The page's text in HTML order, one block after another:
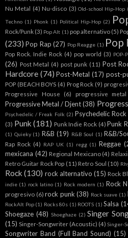
Nu Metal (4) Nu-disco (3) Old-school Hip-Hop
Techno (1) Phonk (1) Political Hip-Hop (2)
Rock/Punk (3) Pop Alt (1) pop alternativo (5)
(233) Pop Rap (27) Pop Reagge (1) Pop
Pop Rock. Indie Rock (4) pop world (3) POP-
(26) Post Metal (4) post punk (11) Post
Hardcore (74) Post-Metal (17) post-
POP (BEACH BOYS (4) Prog Rock (9)
Progressive House (6) progressive metal
Progressive Metal / Djent (38)
Psychedelic / Freak Folk (2) Psychedelic Rock
(3) Punk (181) Punk Indie Rock (4) Punk
(1) Quieky (1) R&B (19) R&B Soul (1) R&B/
Rap Rock (4) RAP UK (1) regg (1) Reggae
mexicana (42) Regional Mexicano (4)
Retro Guitar Rock Pop (11) Retro Soul (10)
Rock (130) rock alternativo (15) Rock
indie (1) rock latino (1) Rock modern (1) Rock
progresivo (6) rock punk (38) Rock suave (1)
RockAlt Pop (1) Rocks 80s (1) ROOTS (1) Salsa
Shoegaze (48) Shoeghaze (2) Singer
(15) Singer-Songwriter (Acoustic) (4) Singer-
Songwriter Band (Full Band Sound) (15)